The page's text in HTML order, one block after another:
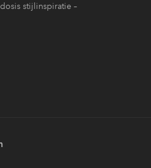
stijlinspiratie –